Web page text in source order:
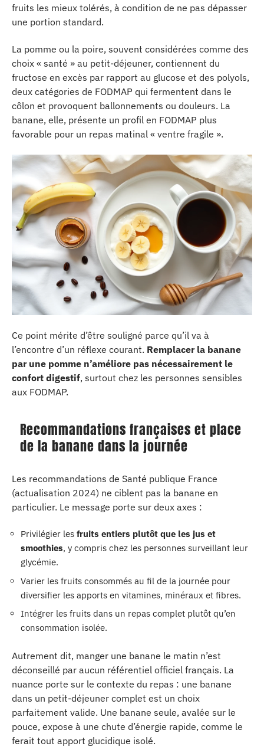
fruits les mieux tolérés, à condition de ne pas dépasser
une portion standard.
La pomme ou la poire, souvent considérées comme des
choix « santé » au petit-déjeuner, contiennent du
fructose en excès par rapport au glucose et des polyols,
deux catégories de FODMAP qui fermentent dans le
côlon et provoquent ballonnements ou douleurs. La
banane, elle, présente un profil en FODMAP plus
favorable pour un repas matinal « ventre fragile ».
Ce point mérite d’être souligné parce qu’il va à
l’encontre d’un réflexe courant. Remplacer la banane
par une pomme n’améliore pas nécessairement le
confort digestif, surtout chez les personnes sensibles
aux FODMAP.
Recommandations françaises et place
de la banane dans la journée
Les recommandations de Santé publique France
(actualisation 2024) ne ciblent pas la banane en
particulier. Le message porte sur deux axes :
Privilégier les fruits entiers plutôt que les jus et
smoothies, y compris chez les personnes surveillant leur
glycémie.
Varier les fruits consommés au fil de la journée pour
diversifier les apports en vitamines, minéraux et fibres.
Intégrer les fruits dans un repas complet plutôt qu’en
consommation isolée.
Autrement dit, manger une banane le matin n’est
déconseillé par aucun référentiel officiel français. La
nuance porte sur le contexte du repas : une banane
dans un petit-déjeuner complet est un choix
parfaitement valide. Une banane seule, avalée sur le
pouce, expose à une chute d’énergie rapide, comme le
ferait tout apport glucidique isolé.